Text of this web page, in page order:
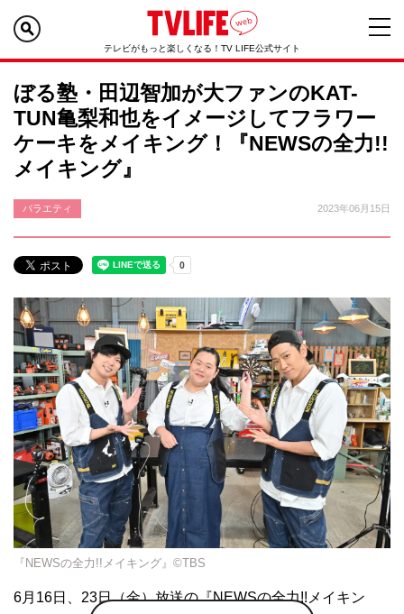
テレビがもっと楽しくなる！TV LIFE公式サイト
ぼる塾・田辺智加が大ファンのKAT-
TUN亀梨和也をイメージしてフラワー
ケーキをメイキング！『NEWSの全力!!
メイキング』
バラエティ 2023年06月15日
『NEWSの全力!!メイキング』©TBS
6月16日、23日（金）放送の『NEWSの全力!!メイキン